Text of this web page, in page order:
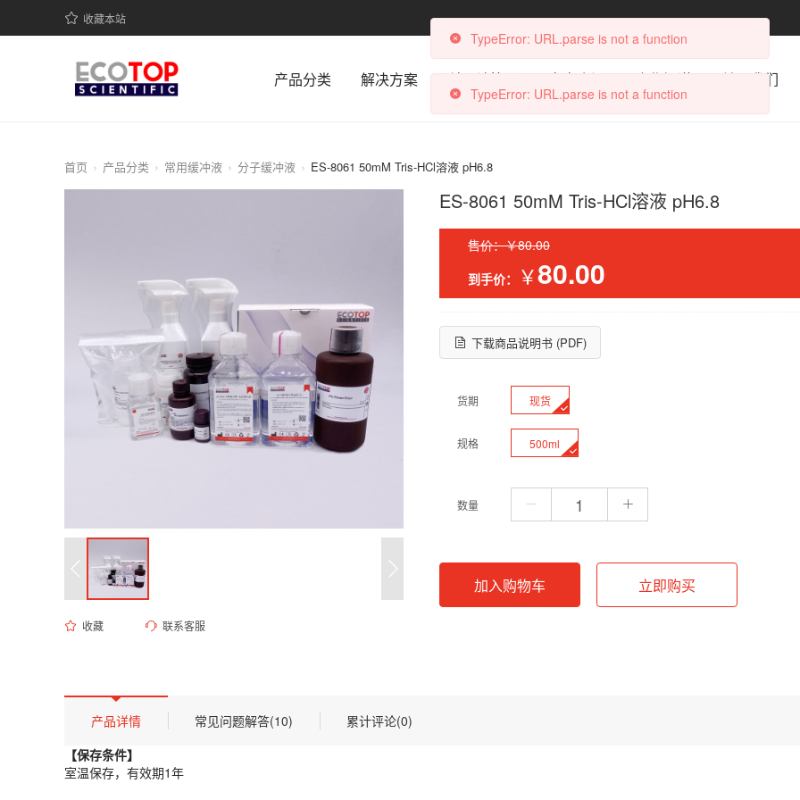
收藏本站
产品分类 解决方案 科研计算器 文章资讯 合作渠道 关于我们
首页 产品分类 常用缓冲液 分子缓冲液 ES-8061 50mM Tris-HCl溶液 pH6.8
收藏 联系客服
ES-8061 50mM Tris-HCl溶液 pH6.8
售价：￥80.00
到手价：
￥80.00
下载商品说明书 (PDF)
货期 现货
规格 500ml
数量
加入购物车 立即购买
产品描述
【保存条件】
室温保存，有效期1年
【概述】
产品详情 常见问题解答(10)
累计评论(0)
【保存条件】
室温保存，有效期1年
TypeError: URL.parse is not a function
TypeError: URL.parse is not a function